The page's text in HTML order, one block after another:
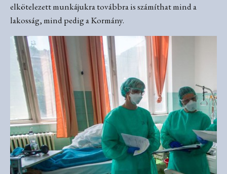
elkötelezett munkájukra továbbra is számíthat mind a
lakosság, mind pedig a Kormány.